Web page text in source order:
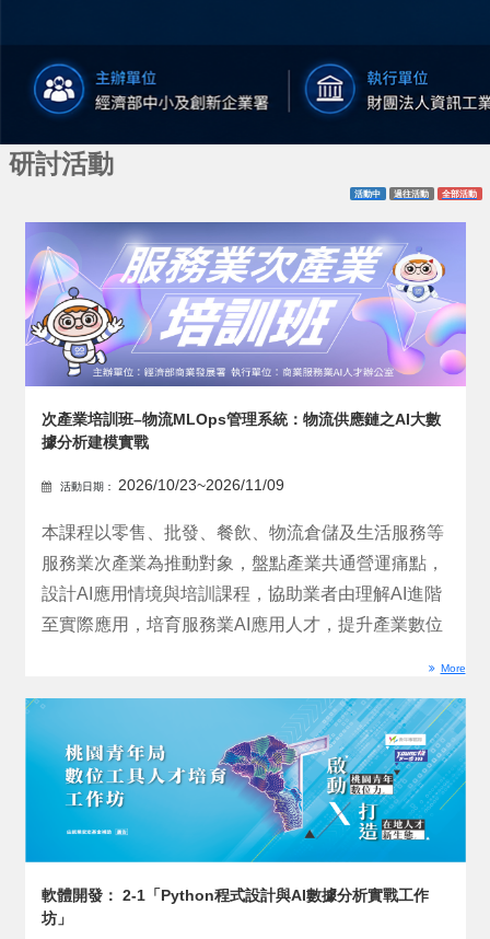
研討活動
活動中 過往活動 全部活動
次產業培訓班–物流MLOps管理系統：物流供應鏈之AI大數
據分析建模實戰
活動日期： 2026/10/23~2026/11/09
本課程以零售、批發、餐飲、物流倉儲及生活服務等
服務業次產業為推動對象，盤點產業共通營運痛點，
設計AI應用情境與培訓課程，協助業者由理解AI進階
至實際應用，培育服務業AI應用人才，提升產業數位
More
軟體開發： 2-1「Python程式設計與AI數據分析實戰工作
坊」